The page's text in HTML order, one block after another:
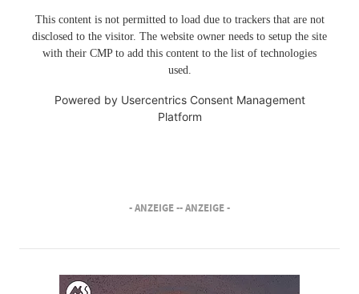
This content is not permitted to load due to trackers that are not
disclosed to the visitor. The website owner needs to setup the site
with their CMP to add this content to the list of technologies
used.
Powered by Usercentrics Consent Management
Platform
- ANZEIGE -- ANZEIGE -